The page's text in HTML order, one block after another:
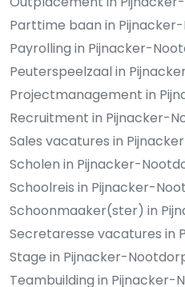
Parttime baan in
Payrolling in Pijnacker-
Peuterspeelzaal in
Projectmanagement in
Recruitment in Pijnacker-
Sales vacatures in
Scholen in Pijnacker-
Schoolreis in Pijnacker-
Schoonmaaker(ster) in
Secretaresse vacatures in
Stage in Pijnacker-
Teambuilding in Pijnacker-